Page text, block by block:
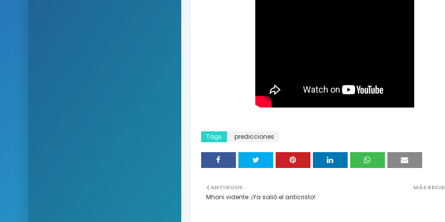
Tags predicciones
MÁS
ANTIGUOS
Mhoni vidente: ¡Ya salió el anticristo!